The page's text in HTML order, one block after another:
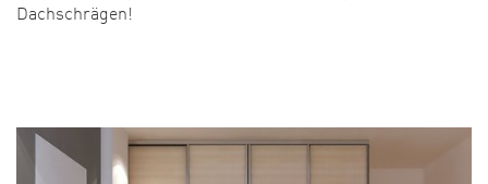
Dachschrägen!